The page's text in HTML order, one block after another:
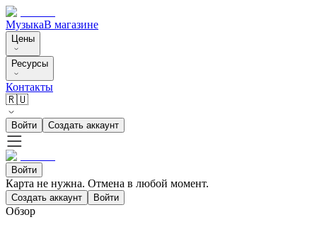
МузыкаВ магазине
Цены
Ресурсы
Контакты
🇷🇺
Войти Создать аккаунт
Войти
Карта не нужна. Отмена в любой момент.
Создать аккаунт Войти
Обзор